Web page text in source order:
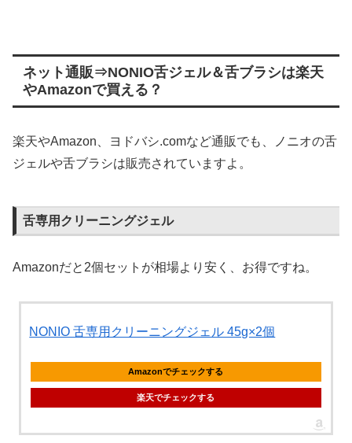
ネット通販⇒NONIO舌ジェル＆舌ブラシは楽天
やAmazonで買える？
楽天やAmazon、ヨドバシ.comなど通販でも、ノニオの舌
ジェルや舌ブラシは販売されていますよ。
舌専用クリーニングジェル
Amazonだと2個セットが相場より安く、お得ですね。
NONIO 舌専用クリーニングジェル 45g×2個
Amazonでチェックする
楽天でチェックする